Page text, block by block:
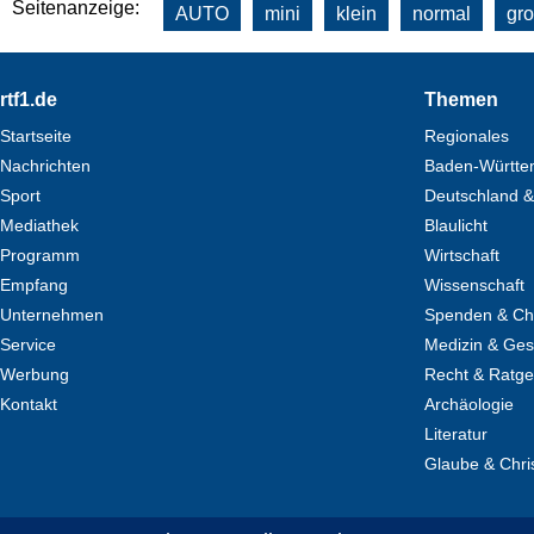
Seitenanzeige: AUTO mini klein normal
Footer
rtf1.de
Startseite
Nachrichten
Sport
Mediathek
Programm
Empfang
Unternehmen
Service
Werbung
Kontakt
Themen
Regionales
Baden-
Deutschland
Blaulicht
Wirtschaft
Wissenschaft
Spenden &
Medizin &
Recht &
Archäologie
Literatur
Glaube &